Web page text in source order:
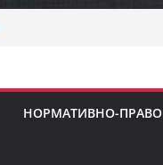
НОРМАТИВНО-